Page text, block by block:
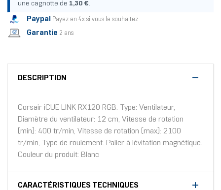
une cagnotte de 1,30 €.
Paypal Payez en 4x si vous le souhaitez
Garantie 2 ans
DESCRIPTION
Corsair iCUE LINK RX120 RGB. Type: Ventilateur,
Diamètre du ventilateur: 12 cm, Vitesse de rotation
(min): 400 tr/min, Vitesse de rotation (max): 2100
tr/min, Type de roulement: Palier à lévitation magnétique.
Couleur du produit: Blanc
CARACTÉRISTIQUES TECHNIQUES